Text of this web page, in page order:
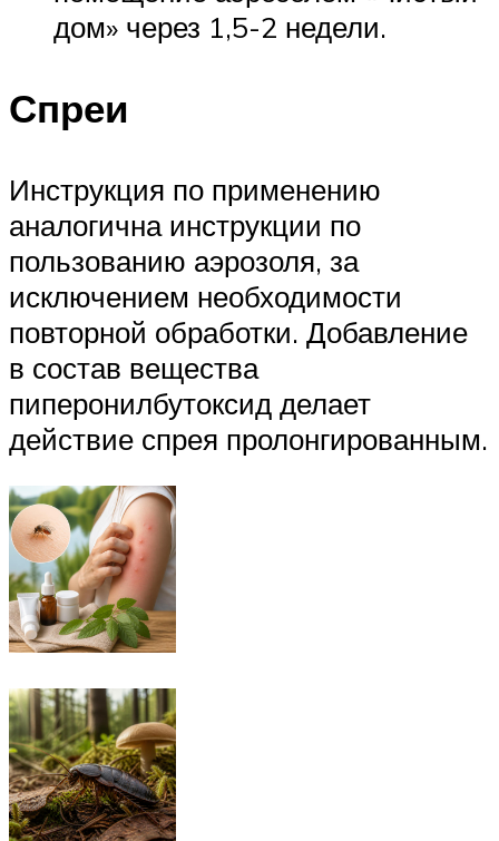
дом» через 1,5-2 недели.
Спреи
Инструкция по применению
аналогична инструкции по
пользованию аэрозоля, за
исключением необходимости
повторной обработки. Добавление
в состав вещества
пиперонилбутоксид делает
действие спрея пролонгированным.